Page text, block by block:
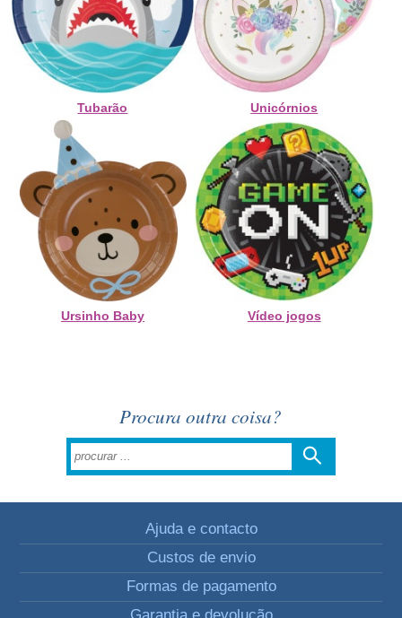
Tubarão Unicórnios
Ursinho Baby Vídeo jogos
Procura outra coisa?
Ajuda e contacto
Custos de envio
Formas de pagamento
Garantia e devolução